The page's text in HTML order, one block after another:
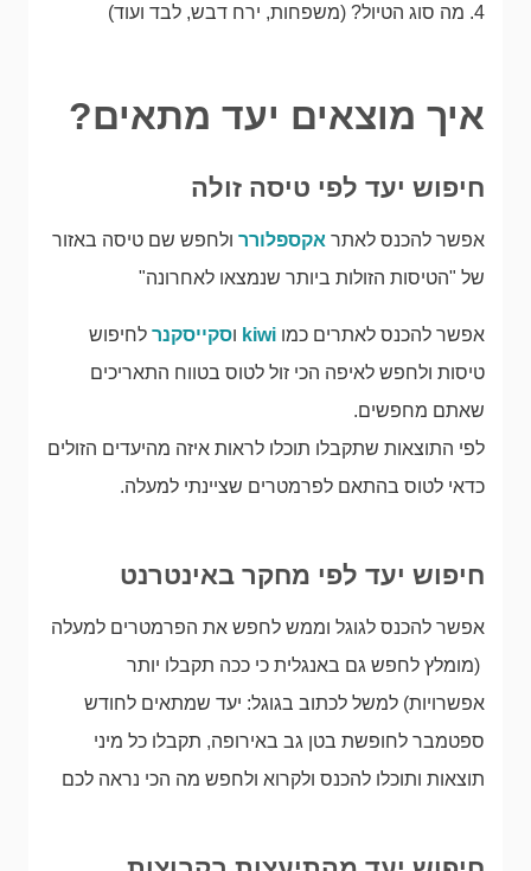
4. מה סוג הטיול? (משפחות, ירח דבש, לבד ועוד)
איך מוצאים יעד מתאים?
חיפוש יעד לפי טיסה זולה
אפשר להכנס לאתר אקספלורר ולחפש שם טיסה באזור
של "הטיסות הזולות ביותר שנמצאו לאחרונה"
אפשר להכנס לאתרים כמו kiwi וסקייסקנר לחיפוש
טיסות ולחפש לאיפה הכי זול לטוס בטווח התאריכים
שאתם מחפשים.
לפי התוצאות שתקבלו תוכלו לראות איזה מהיעדים הזולים
כדאי לטוס בהתאם לפרמטרים שציינתי למעלה.
חיפוש יעד לפי מחקר באינטרנט
אפשר להכנס לגוגל וממש לחפש את הפרמטרים למעלה
(מומלץ לחפש גם באנגלית כי ככה תקבלו יותר
אפשרויות) למשל לכתוב בגוגל: יעד שמתאים לחודש
ספטמבר לחופשת בטן גב באירופה, תקבלו כל מיני
תוצאות ותוכלו להכנס ולקרוא ולחפש מה הכי נראה לכם